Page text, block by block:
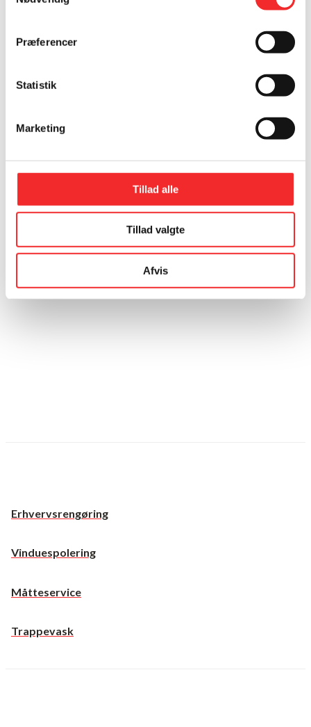
Præferencer
Statistik
Marketing
Tillad alle
Tillad valgte
Afvis
Erhvervsrengøring
Vinduespolering
Måtteservice
Trappevask